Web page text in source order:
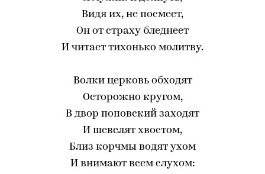
Видя их, не посмеет,
Он от страху бледнеет
И читает тихонько молитву.
Волки церковь обходят
Осторожно кругом,
В двор поповский заходят
И шевелят хвостом,
Близ корчмы водят ухом
И внимают всем слухом: